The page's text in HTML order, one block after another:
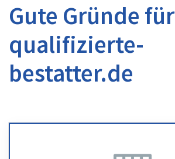
Gute Gründe für
qualifizierte-
bestatter.de